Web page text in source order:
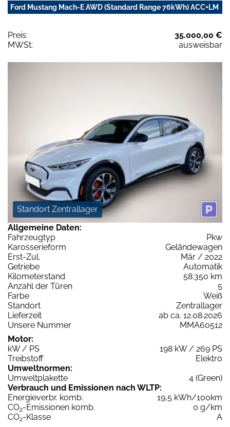
Ford Mustang Mach-E AWD (Standard Range 76kWh) ACC+LM
Preis:
35.000,00 €
MWSt:
ausweisbar
Standort Zentrallager
Allgemeine Daten:
Fahrzeugtyp
Pkw
Karosserieform
Geländewagen
Erst-Zul.
Mär / 2022
Getriebe
Automatik
Kilometerstand
58.350 km
Anzahl der Türen
5
Farbe
Weiß
Standort
Zentrallager
Lieferzeit
ab ca. 12.08.2026
Unsere Nummer
MMA60512
Motor:
kW / PS
198 kW / 269 PS
Treibstoff
Elektro
Umweltnormen:
Umweltplakette
4 (Green)
Verbrauch und Emissionen nach WLTP:
Energieverbr. komb.
19,5 kWh/100km
CO2-Emissionen komb.
0 g/km
CO2-Klasse
A